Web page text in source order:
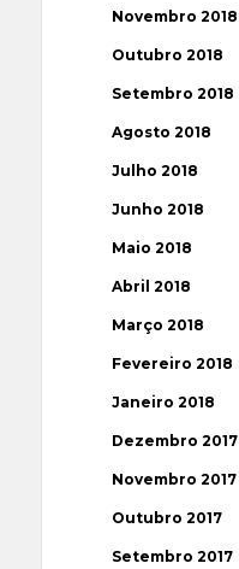
Novembro 2018
Outubro 2018
Setembro 2018
Agosto 2018
Julho 2018
Junho 2018
Maio 2018
Abril 2018
Março 2018
Fevereiro 2018
Janeiro 2018
Dezembro 2017
Novembro 2017
Outubro 2017
Setembro 2017